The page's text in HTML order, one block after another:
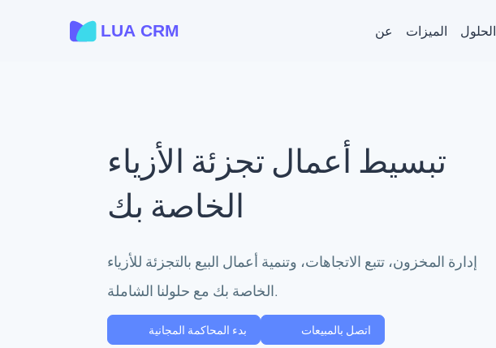
عن الميزات الحلول
تبسيط أعمال تجزئة الأزياء
الخاصة بك
إدارة المخزون، تتبع الاتجاهات، وتنمية أعمال البيع بالتجزئة للأزياء
الخاصة بك مع حلولنا الشاملة.
بدء المحاكمة المجانية اتصل بالمبيعات